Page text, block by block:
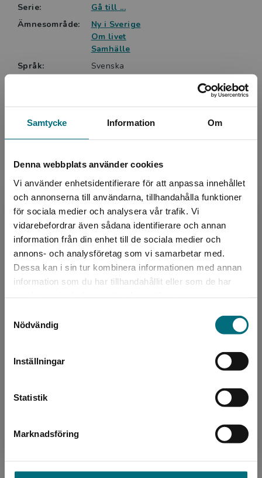
Samtycke Information Om
Denna webbplats använder cookies
Vi använder enhetsidentifierare för att anpassa innehållet
och annonserna till användarna, tillhandahålla funktioner
för sociala medier och analysera vår trafik. Vi
vidarebefordrar även sådana identifierare och annan
information från din enhet till de sociala medier och
annons- och analysföretag som vi samarbetar med.
Dessa kan i sin tur kombinera informationen med annan
information som du har tillhandahållit eller som de har
Nödvändig
Inställningar
Statistik
Marknadsföring
Begränsad fraktregion
Det verkar som att du besöker
Sverige. För att kunna slutföra ett köp måste
Serie:
Gå till ...
Ämnesområde:
Ny i Sverige
Om livet
Samhälle
Språk:
Svenska
Upplaga:
Första
Sidantal:
32
Köp- och leveransvillkor
Upphovspersoner
tre decennier och debuterade som författare
på Vilja förlag 2015. Sedan dess har hon gett